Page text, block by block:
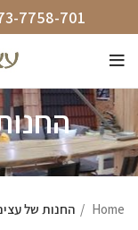
7758-701
Home החנות של